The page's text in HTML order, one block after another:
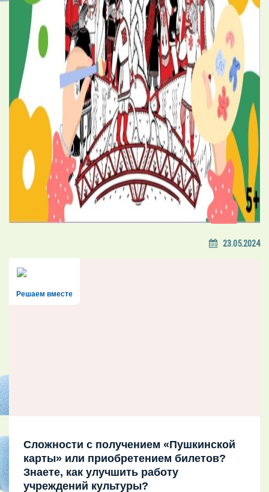
23.05.2024
Решаем вместе
Сложности с получением «Пушкинской
карты» или приобретением билетов?
Знаете, как улучшить работу
учреждений культуры?